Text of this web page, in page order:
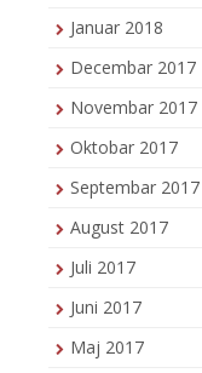
Januar 2018
Decembar 2017
Novembar 2017
Oktobar 2017
Septembar 2017
August 2017
Juli 2017
Juni 2017
Maj 2017